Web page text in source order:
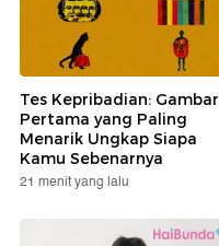
Tes Kepribadian: Gambar
Pertama yang Paling
Menarik Ungkap Siapa
Kamu Sebenarnya
21 menit yang lalu